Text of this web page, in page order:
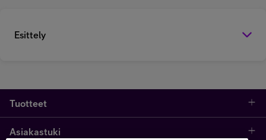
Esittely
Tuotteet
Kauppa
Asiakastuki